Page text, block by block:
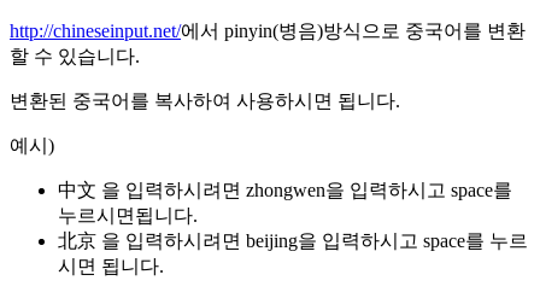
http://chineseinput.net/에서 pinyin(병음)방식으로 중국어를 변환
할 수 있습니다.
변환된 중국어를 복사하여 사용하시면 됩니다.
예시)
中文 을 입력하시려면 zhongwen을 입력하시고 space를
누르시면됩니다.
北京 을 입력하시려면 beijing을 입력하시고 space를 누르
시면 됩니다.